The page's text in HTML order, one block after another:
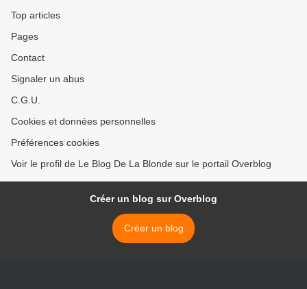
Top articles
Pages
Contact
Signaler un abus
C.G.U.
Cookies et données personnelles
Préférences cookies
Voir le profil de Le Blog De La Blonde sur le portail Overblog
Créer un blog sur Overblog
Créer un blog